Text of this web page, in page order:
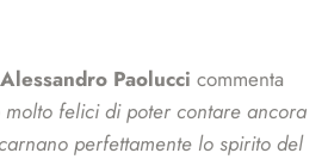
Paolucci commenta
molto felici di poter contare ancora
perfettamente lo spirito del